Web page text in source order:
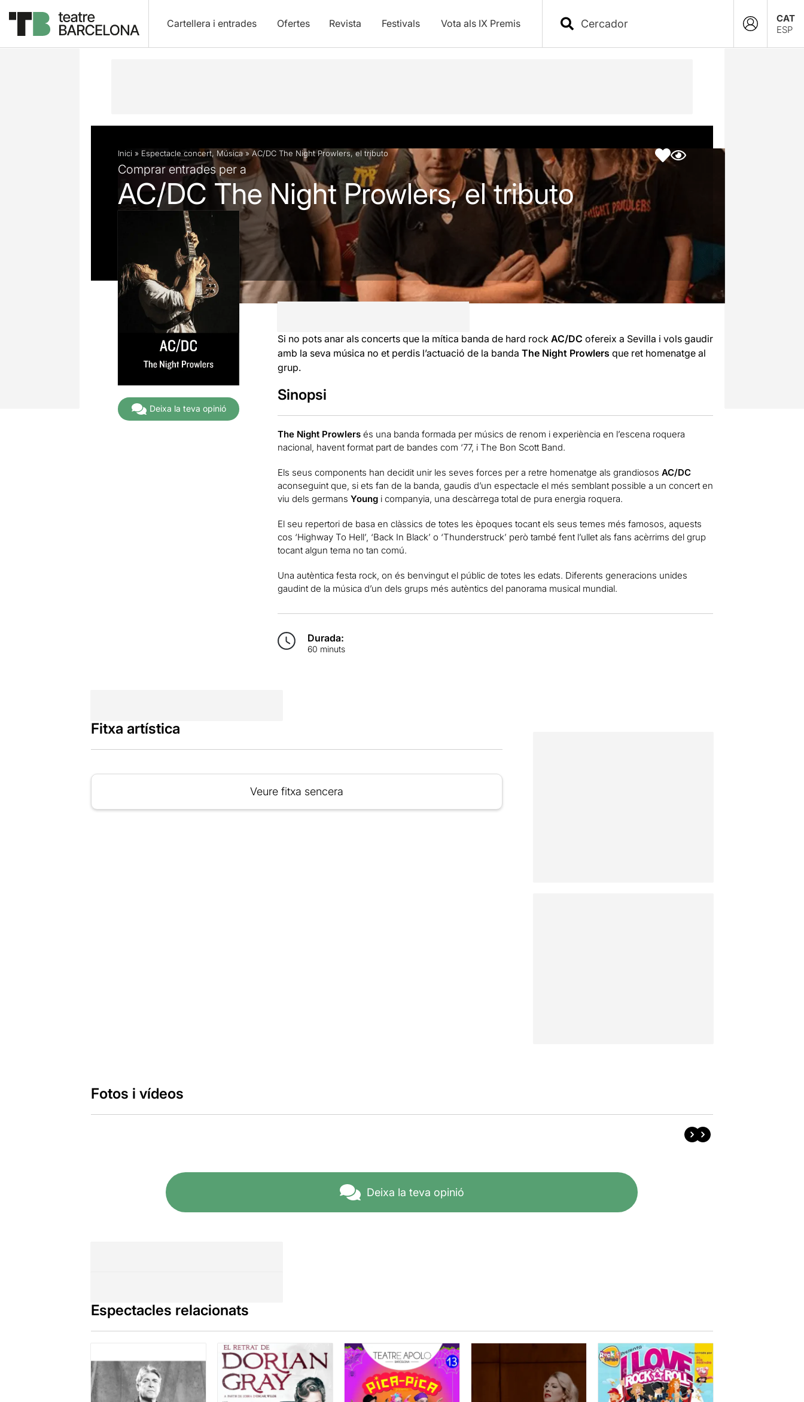
Cartellera i entrades Ofertes Revista Festivals Vota als IX Premis
CAT
ESP
Descripció Fitxa artística Fotos i vídeos
Inici » Espectacle concert, Música»AC/DC The Night Prowlers, el tributo
Comprar entrades per a
AC/DC The Night Prowlers, el tributo
Deixa la teva opinió
Si no pots anar als concerts que la mítica banda de hard rock AC/DC ofereix a Sevilla i vols gaudir
amb la seva música no et perdis l’actuació de la banda The Night Prowlers que ret homenatge al
grup.
Sinopsi
The Night Prowlersés una banda formada per músics de renom i experiència en l’escena roquera
nacional, havent format part de bandes com ‘77, i The Bon Scott Band.
Els seus components han decidit unir les seves forces per a retre homenatge als grandiosos AC/DC
aconseguint que, si ets fan de la banda, gaudis d’un espectacle el més semblant possible a un concert en
viu dels germans Youngi companyia, una descàrrega total de pura energia roquera.
El seu repertori de basa en clàssics de totes les èpoques tocant els seus temes més famosos, aquests
cos ‘Highway To Hell’, ‘Back In Black’ o ‘Thunderstruck’ però també fent l’ullet als fans acèrrims del grup
tocant algun tema no tan comú.
Una autèntica festa rock, on és benvingut el públic de totes les edats. Diferents generacions unides
gaudint de la música d’un dels grups més autèntics del panorama musical mundial.
Durada:
60 minuts
Fitxa artística
Veure fitxa sencera
Fotos i vídeos
Deixa la teva opinió
Espectacles relacionats